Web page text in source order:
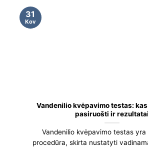
Vandenilio kvėpavimo testas:
pasiruošti ir rezultatai
Vandenilio kvėpavimo testas yra
procedūra, skirta nustatyti
31
Kov